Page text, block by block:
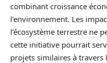
combinant croissance
l’environnement. Les
l’écosystème terrestre ne
cette initiative pourrait
projets similaires à travers